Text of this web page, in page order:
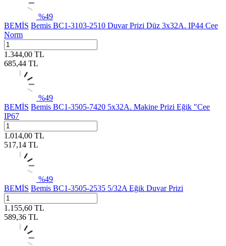
%49
BEMİS Bemis BC1-3103-2510 Duvar Prizi Düz 3x32A. IP44 Cee
Norm
1.344,00 TL
685,44 TL
%49
BEMİS Bemis BC1-3505-7420 5x32A. Makine Prizi Eğik "Cee
IP67
1.014,00 TL
517,14 TL
%49
BEMİS Bemis BC1-3505-2535 5/32A Eğik Duvar Prizi
1.155,60 TL
589,36 TL